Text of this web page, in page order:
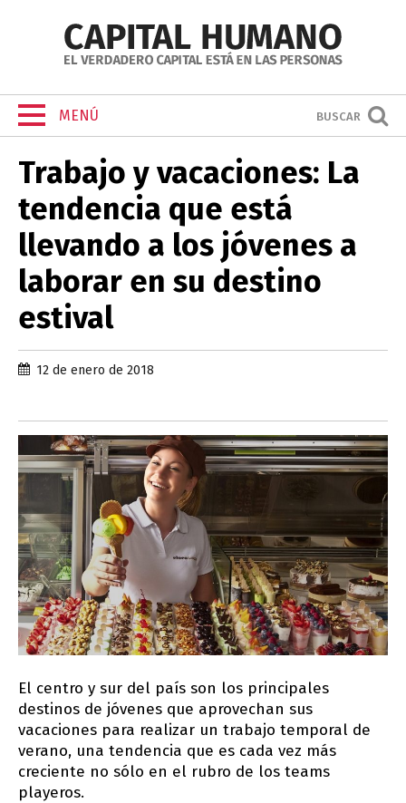
MENÚ BUSCAR
Trabajo y vacaciones: La
tendencia que está
llevando a los jóvenes a
laborar en su destino
estival
12 de enero de 2018
El centro y sur del país son los principales
destinos de jóvenes que aprovechan sus
vacaciones para realizar un trabajo temporal de
verano, una tendencia que es cada vez más
creciente no sólo en el rubro de los teams
playeros.